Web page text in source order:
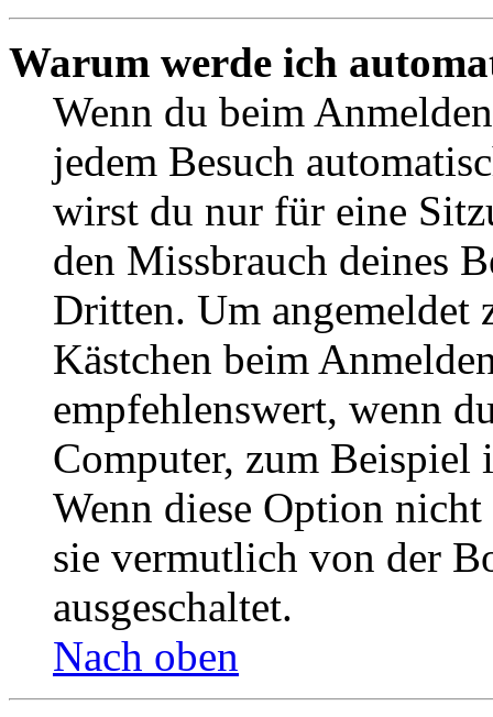
Warum werde ich
Wenn du beim
jedem Besuch
wirst du nur für eine
den Missbrauch deines
Dritten. Um angemeldet
Kästchen beim
empfehlenswert, wenn
Computer, zum Beispiel
Wenn diese Option
sie vermutlich von der
ausgeschaltet.
Nach oben